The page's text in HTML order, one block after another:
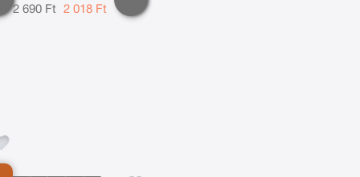
2 690 Ft 2 018 Ft